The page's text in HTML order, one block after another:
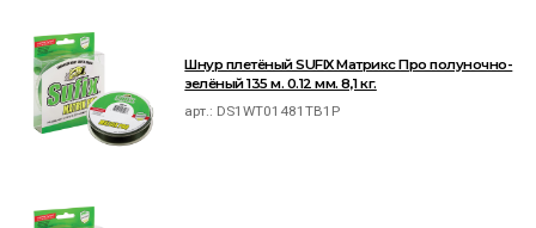
Шнур плетёный SUFIX Матрикс Про полуночно-
зелёный 135 м. 0.12 мм. 8,1 кг.
арт.: DS1WT01481TB1P